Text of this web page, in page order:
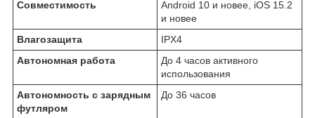
Совместимость
Android 10 и новее, iOS 15.2
и новее
Влагозащита
IPX4
Автономная работа
До 4 часов активного
использования
Автономность с зарядным
футляром
До 36 часов